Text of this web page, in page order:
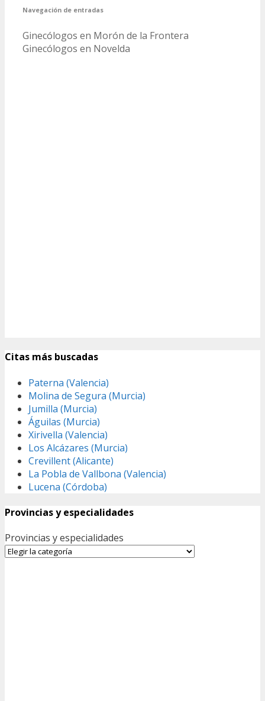
Navegación de entradas
Ginecólogos en Morón de la Frontera
Ginecólogos en Novelda
Citas más buscadas
Paterna (Valencia)
Molina de Segura (Murcia)
Jumilla (Murcia)
Águilas (Murcia)
Xirivella (Valencia)
Los Alcázares (Murcia)
Crevillent (Alicante)
La Pobla de Vallbona (Valencia)
Lucena (Córdoba)
Provincias y especialidades
Provincias y especialidades